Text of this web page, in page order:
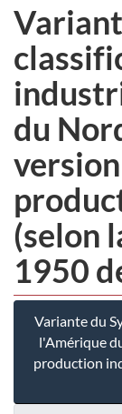
du
(selon
1950
Variante du
l'Amérique
production